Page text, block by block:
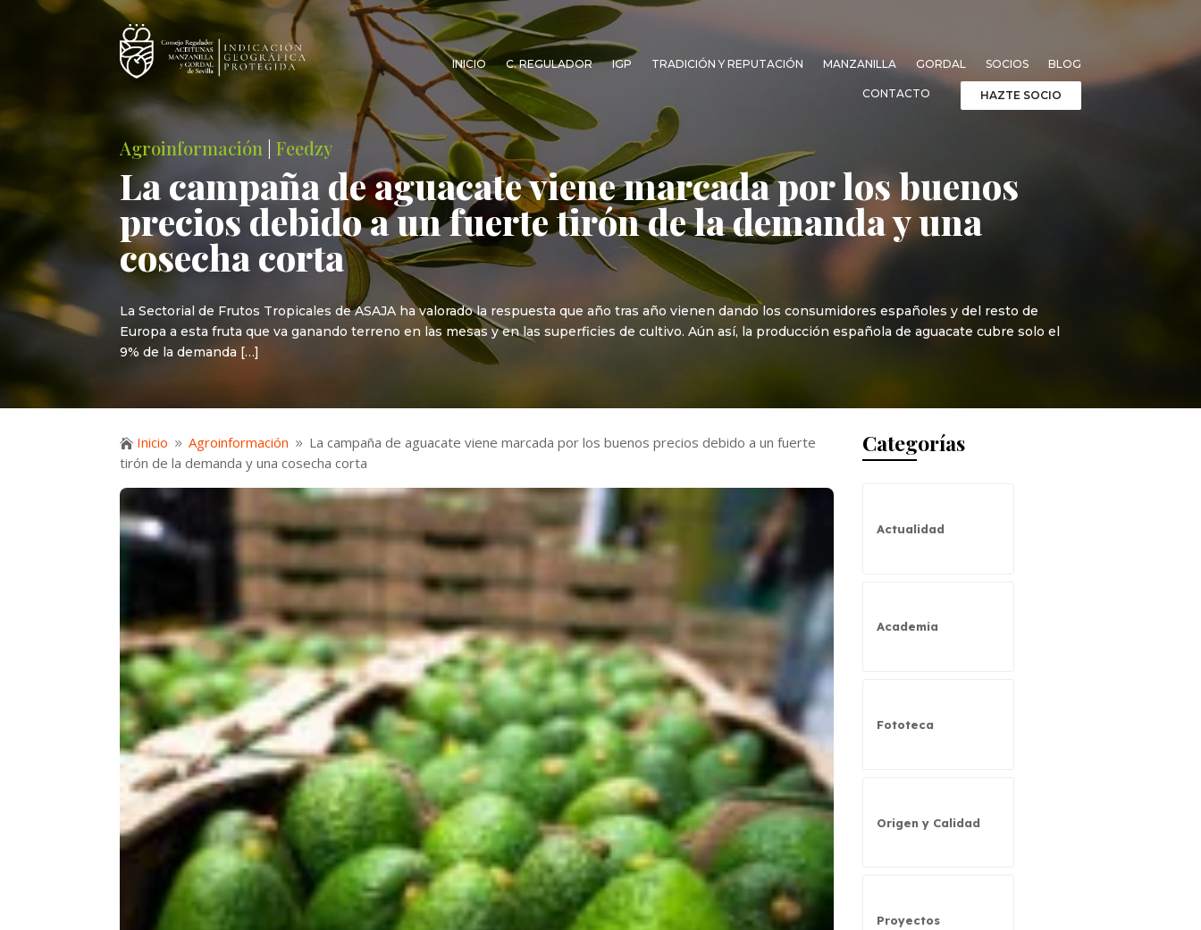
INICIO C. REGULADOR IGP TRADICIÓN Y REPUTACIÓN MANZANILLA GORDAL SOCIOS BLOG
CONTACTO HAZTE SOCIO
Agroinformación |Feedzy
La campaña de aguacate viene marcada por los buenos
precios debido a un fuerte tirón de la demanda y una
cosecha corta
La Sectorial de Frutos Tropicales de ASAJA ha valorado la respuesta que año tras año vienen dando los consumidores españoles y del resto de
Europa a esta fruta que va ganando terreno en las mesas y en las superficies de cultivo. Aún así, la producción española de aguacate cubre solo el
9% de la demanda […]
 Inicio 9 Agroinformación 9 La campaña de aguacate viene marcada por los buenos precios debido a un fuerte
tirón de la demanda y una cosecha corta
Categorías
Actualidad
Academia
Fototeca
Origen y Calidad
Proyectos